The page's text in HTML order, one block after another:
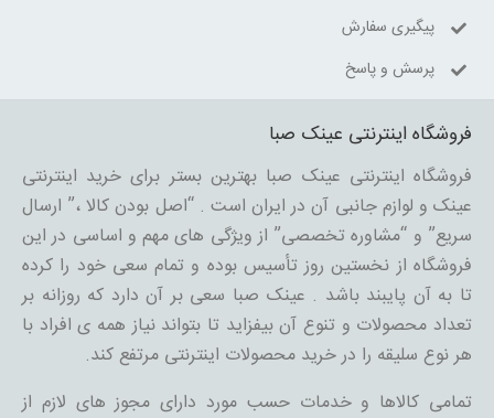
پیگیری سفارش
پرسش و پاسخ
فروشگاه اینترنتی عینک صبا
فروشگاه اینترنتی عینک صبا بهترین بستر برای خرید اینترنتی
عینک و لوازم جانبی آن در ایران است . “اصل بودن کالا ،” ارسال
سریع” و “مشاوره تخصصی” از ویژگی های مهم و اساسی در این
فروشگاه از نخستین روز تأسیس بوده و تمام سعی خود را کرده
تا به آن پایبند باشد . عینک صبا سعی بر آن دارد که روزانه بر
تعداد محصولات و تنوع آن بیفزاید تا بتواند نیاز همه ی افراد با
هر نوع سلیقه را در خرید محصولات اینترنتی مرتفع کند.
تمامی کالاها و خدمات حسب مورد دارای مجوز های لازم از